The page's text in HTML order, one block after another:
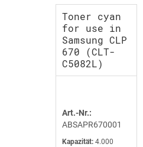
Toner cyan
for use in
Samsung CLP
670 (CLT-
C5082L)
Art.-Nr.:
ABSAPR670001
Kapazität: 4.000